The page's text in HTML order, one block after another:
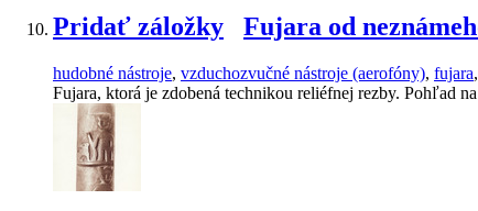
Pridať záložky Fujara od
hudobné nástroje, vzduchozvučné nástroje (aerofóny), fujara,
Fujara, ktorá je zdobená technikou reliéfnej rezby. Pohľad